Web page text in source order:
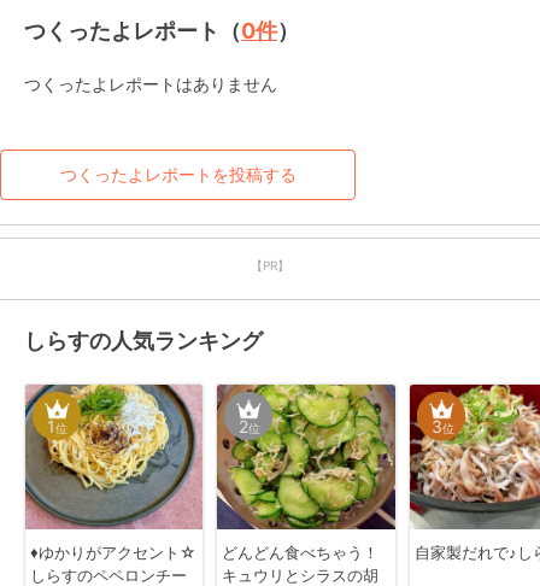
つくったよレポート（0件）
つくったよレポートはありません
つくったよレポートを投稿する
【PR】
しらすの人気ランキング
1位
♦️ゆかりがアクセント☆
しらすのペペロンチー
2位
どんどん食べちゃう！
キュウリとシラスの胡
3位
自家製だれで♪し